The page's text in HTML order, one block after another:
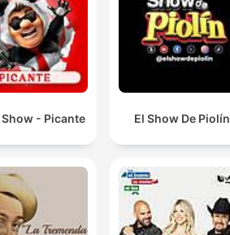
Show - Picante El Show De Piolín